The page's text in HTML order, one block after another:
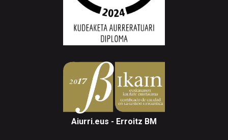
Aiurri.eus - Erroitz BM